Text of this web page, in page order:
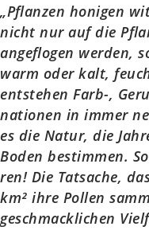
„Pflan­zen honi­gen
nicht nur auf die
ange­flo­gen werden,
warm oder kalt,
ent­ste­hen Farb-,
na­tio­nen in immer
es die Natur, die
Boden bestim­men.
ren! Die Tat­sa­che,
km² ihre Pollen
geschmack­li­chen